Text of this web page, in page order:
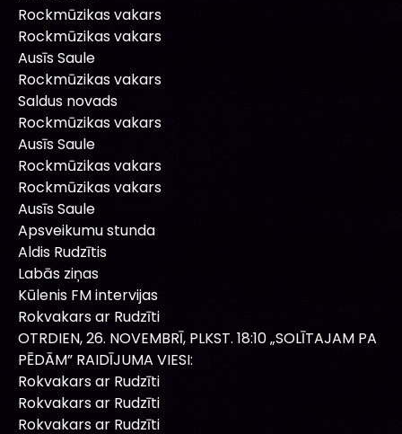
Rockmūzikas vakars
Rockmūzikas vakars
Ausīs Saule
Rockmūzikas vakars
Saldus novads
Rockmūzikas vakars
Ausīs Saule
Rockmūzikas vakars
Rockmūzikas vakars
Ausīs Saule
Apsveikumu stunda
Aldis Rudzītis
Labās ziņas
Kūlenis FM intervijas
Rokvakars ar Rudzīti
OTRDIEN, 26. NOVEMBRĪ, PLKST. 18:10 „SOLĪTAJAM PA
PĒDĀM” RAIDĪJUMA VIESI:
Rokvakars ar Rudzīti
Rokvakars ar Rudzīti
Rokvakars ar Rudzīti